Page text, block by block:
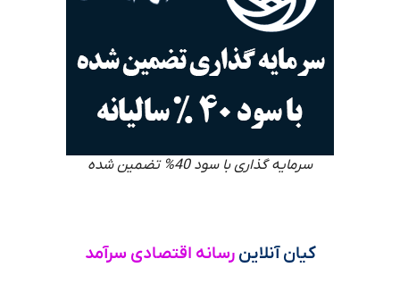
سرمایه گذاری با سود 40% تضمین شده
کیان آنلاین رسانه اقتصادی سرآمد